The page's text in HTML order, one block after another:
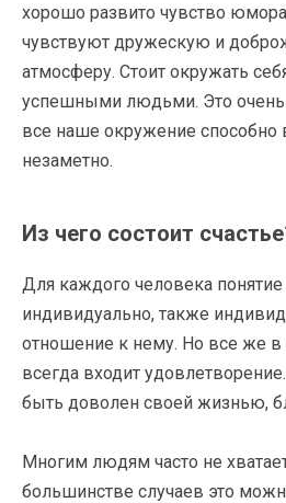
хорошо развито чувство
чувствуют дружескую и
атмосферу. Стоит окружать
успешными людьми. Это очень
все наше окружение способно
незаметно.
Из чего состоит
Для каждого человека понятие
индивидуально, также
отношение к нему. Но все же в
всегда входит
быть доволен своей жизнью,
Многим людям часто не
большинстве случаев это